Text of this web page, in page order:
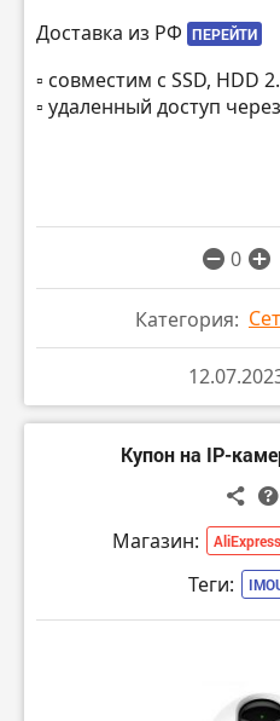
Доставка из РФ ПЕРЕЙТИ
▫️ совместим с SSD, HDD
▫️ удаленный доступ
0
Категория:
Купон на IP-
Магазин: AliExpress
Теги: